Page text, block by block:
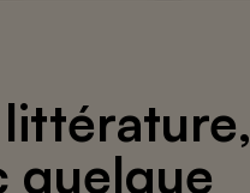
littérature,
quelque